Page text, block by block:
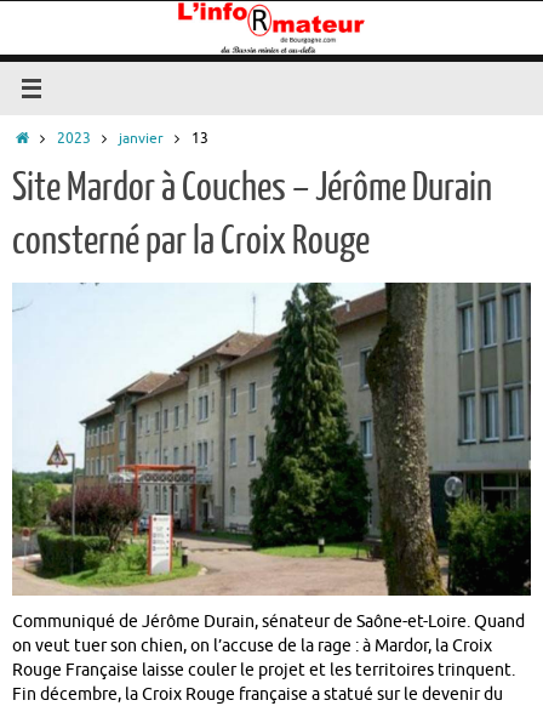
contenu
Accueil
2023 janvier 13
Site Mardor à Couches – Jérôme Durain
consterné par la Croix Rouge
Communiqué de Jérôme Durain, sénateur de Saône-et-Loire. Quand
on veut tuer son chien, on l’accuse de la rage : à Mardor, la Croix
Rouge Française laisse couler le projet et les territoires trinquent.
Fin décembre, la Croix Rouge française a statué sur le devenir du